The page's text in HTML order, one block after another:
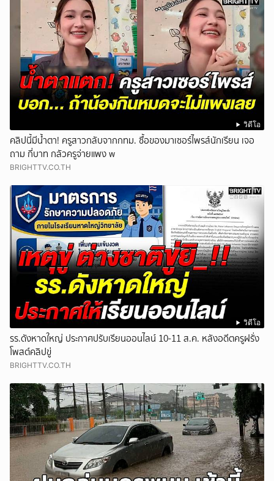
วิดีโอ
คลิปนี้มีน้ำตา! ครูสาวกลับจากกทม. ซื้อของมาเซอร์ไพรส์นักเรียน เจอ
ถาม กี่บาท กลัวครูจ่ายแพง w
BRIGHTTV.CO.TH
วิดีโอ
รร.ดังหาดใหญ่ ประกาศปรับเรียนออนไลน์ 10-11 ส.ค. หลังอดีตครูฝรั่ง
โพสต์คลิปขู่
BRIGHTTV.CO.TH